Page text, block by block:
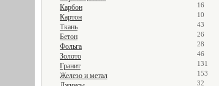
Карбон 16
Картон 10
Ткань 43
Бетон 26
Фольга 28
Золото 46
Гранит 131
Железо и метал 153
32